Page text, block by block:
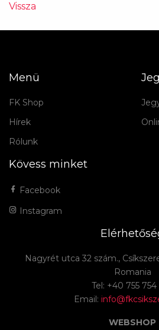
Vissza
Menü
FK Shop
Hírek
Rólunk
Kövess minket
Facebook
Instagram
Nagyrét utca 32 szám.,
Romania
Tel: +40 755 754
Email:
WEBSHOP